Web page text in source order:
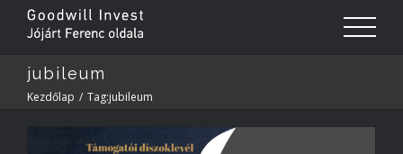
jubileum
Kezdőlap / Tag:jubileum